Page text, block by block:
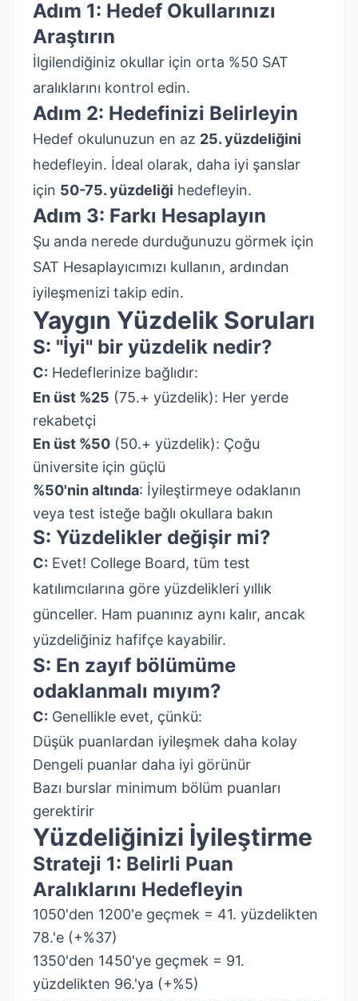
Adım 1: Hedef Okullarınızı
Araştırın
İlgilendiğiniz okullar için orta %50 SAT
aralıklarını kontrol edin.
Adım 2: Hedefinizi Belirleyin
Hedef okulunuzun en az 25. yüzdeliğini
hedefleyin. İdeal olarak, daha iyi şanslar
için 50-75. yüzdeliği hedefleyin.
Adım 3: Farkı Hesaplayın
Şu anda nerede durduğunuzu görmek için
SAT Hesaplayıcımızı kullanın, ardından
iyileşmenizi takip edin.
Yaygın Yüzdelik Soruları
S: "İyi" bir yüzdelik nedir?
C: Hedeflerinize bağlıdır:
En üst %25 (75.+ yüzdelik): Her yerde
rekabetçi
En üst %50 (50.+ yüzdelik): Çoğu
üniversite için güçlü
%50'nin altında: İyileştirmeye odaklanın
veya test isteğe bağlı okullara bakın
S: Yüzdelikler değişir mi?
C: Evet! College Board, tüm test
katılımcılarına göre yüzdelikleri yıllık
günceller. Ham puanınız aynı kalır, ancak
yüzdeliğiniz hafifçe kayabilir.
S: En zayıf bölümüme
odaklanmalı mıyım?
C: Genellikle evet, çünkü:
Düşük puanlardan iyileşmek daha kolay
Dengeli puanlar daha iyi görünür
Bazı burslar minimum bölüm puanları
gerektirir
Yüzdeliğinizi İyileştirme
Strateji 1: Belirli Puan
Aralıklarını Hedefleyin
1050'den 1200'e geçmek = 41. yüzdelikten
78.'e (+%37)
1350'den 1450'ye geçmek = 91.
yüzdelikten 96.'ya (+%5)